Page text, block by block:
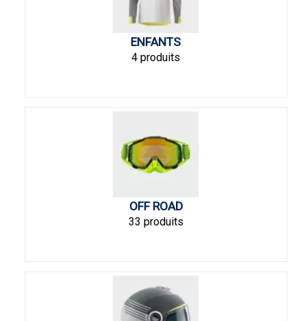
ENFANTS
4 produits
OFF ROAD
33 produits